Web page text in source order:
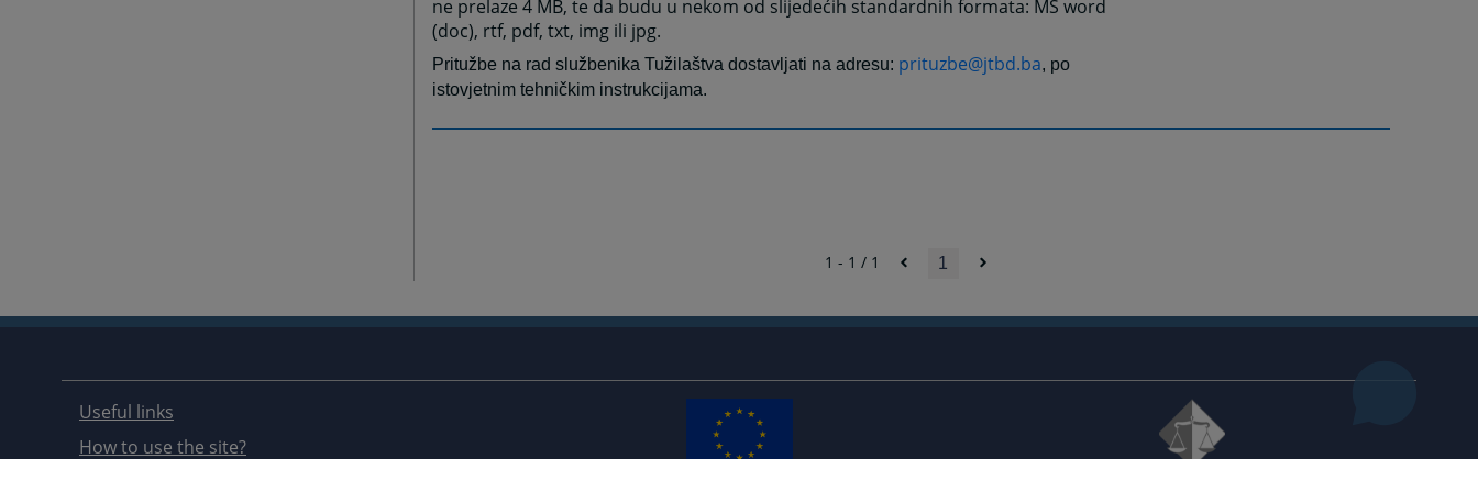
ne prelaze 4 MB, te da budu u nekom od slijedećih standardnih formata: MS word
(doc), rtf, pdf, txt, img ili jpg.
Pritužbe na rad službenika Tužilaštva dostavljati na adresu: prituzbe@jtbd.ba, po
istovjetnim tehničkim instrukcijama.
1 - 1 / 1 1
Useful links
How to use the site?